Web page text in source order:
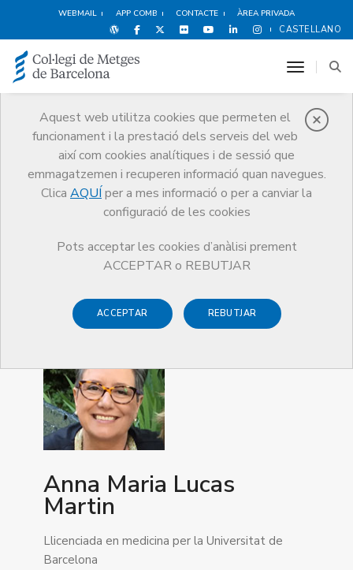
WEBMAIL APP COMB CONTACTE ÀREA PRIVADA
CASTELLANO
Aquest web utilitza cookies que permeten el
funcionament i la prestació dels serveis del web
així com cookies analítiques i de sessió que
emmagatzemen i recuperen informació quan navegues.
Clica AQUÍ per a mes informació o per a canviar la
configuració de les cookies
Pots acceptar les cookies d’anàlisi prement
ACCEPTAR o REBUTJAR
ACCEPTAR REBUTJAR
toggle
Premis
Premis Guardonat Edició 2016
Guardonat Edició 2016
Anna Maria Lucas
Martin
Llicenciada en medicina per la Universitat de
Barcelona